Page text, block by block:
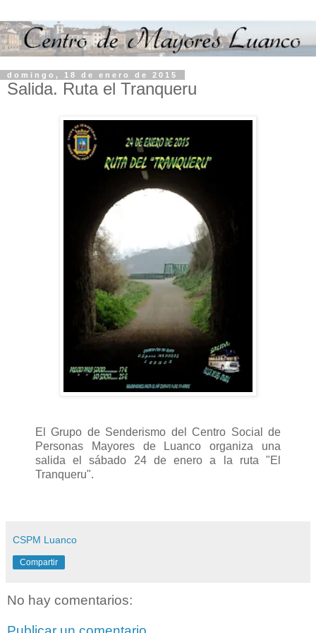
domingo, 18 de enero de 2015
Salida. Ruta el Tranqueru
El Grupo de Senderismo del Centro Social de
Personas Mayores de Luanco organiza una
salida el sábado 24 de enero a la ruta "El
Tranqueru".
CSPM Luanco
Compartir
No hay comentarios: